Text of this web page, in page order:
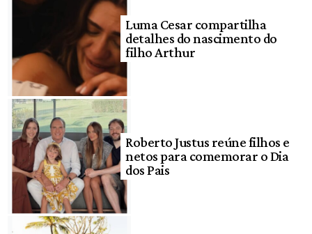
Luma Cesar compartilha
detalhes do nascimento do
filho Arthur
Roberto Justus reúne filhos e
netos para comemorar o Dia
dos Pais